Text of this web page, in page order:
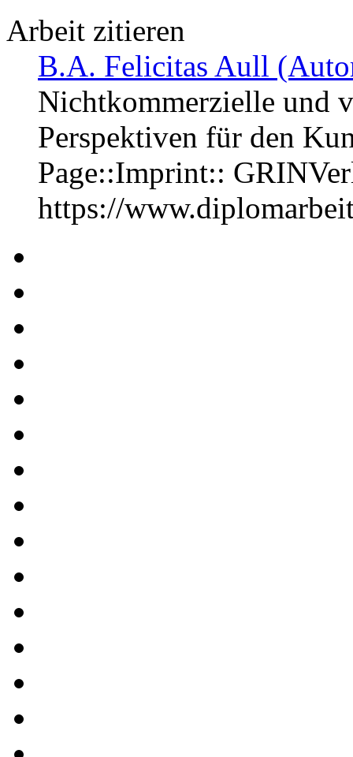
Arbeit zitieren
B.A. Felicitas Aull
Nichtkommerzielle und
Perspektiven für den
Page::Imprint::
https://